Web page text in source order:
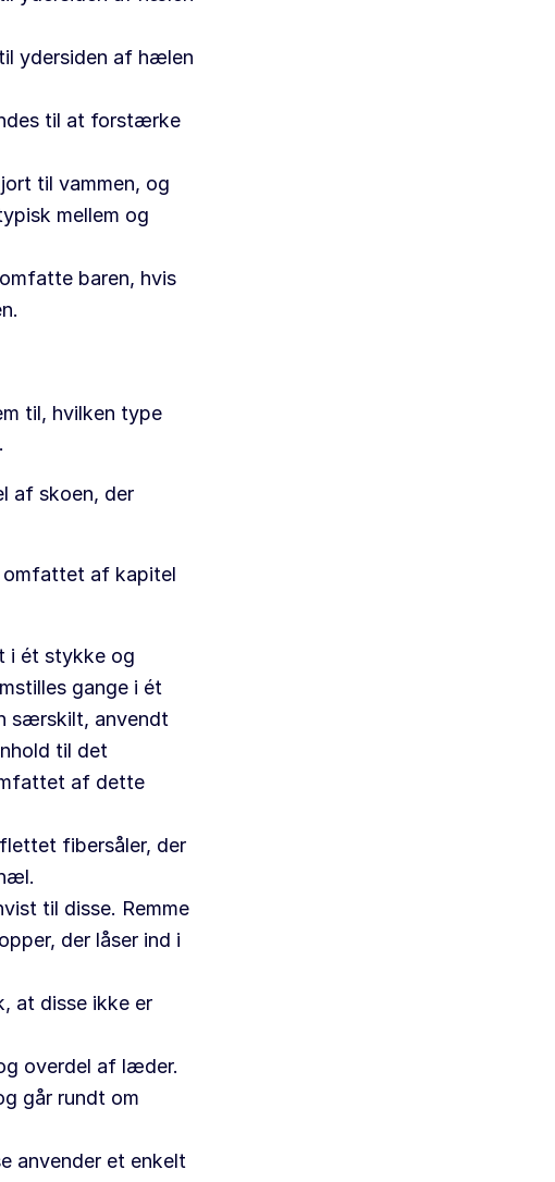
ydersiden af hælen
til at forstærke
til vammen, og
mellem og
baren, hvis
til, hvilken type
af skoen, der
omfattet af kapitel
i ét stykke og
gange i ét
særskilt, anvendt
til det
af dette
fibersåler, der
til disse. Remme
der låser ind i
at disse ikke er
overdel af læder.
går rundt om
anvender et enkelt